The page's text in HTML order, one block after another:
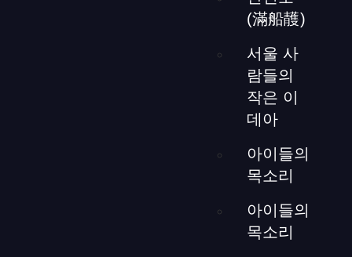
(滿船䨼)
서울 사
람들의
작은 이
데아
아이들의
목소리
아이들의
목소리
能なガラスパーティションを備えた部屋に統合されたLED
ライトは、露出したコンクリート壁に沿って流れる水のパ
ターンをシミュレートし、そのテクスチャを反映します。
照明の明るさと色はリモコンで調整可能で、季節の影響で